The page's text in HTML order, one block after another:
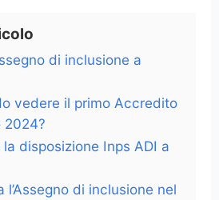
di inclusione a
vedere il primo Accredito
2024?
disposizione Inps ADI a
l’Assegno di inclusione nel